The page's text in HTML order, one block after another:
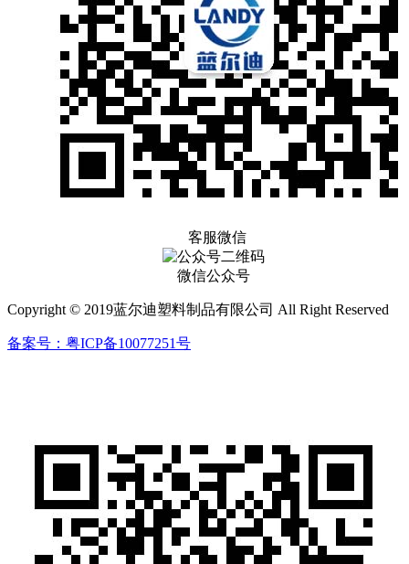
客服微信
微信公众号
Copyright © 2019蓝尔迪塑料制品有限公司 All Right Reserved
备案号：粤ICP备10077251号